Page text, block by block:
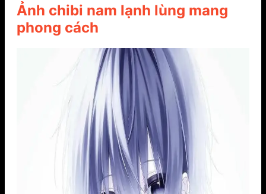
Ảnh chibi nam lạnh lùng mang
phong cách